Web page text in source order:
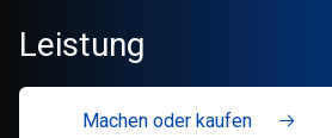
Leistung
Machen oder kaufen